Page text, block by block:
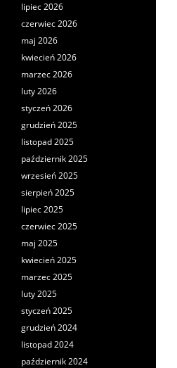
lipiec 2026
czerwiec 2026
maj 2026
kwiecień 2026
marzec 2026
luty 2026
styczeń 2026
grudzień 2025
listopad 2025
październik 2025
wrzesień 2025
sierpień 2025
lipiec 2025
czerwiec 2025
maj 2025
kwiecień 2025
marzec 2025
luty 2025
styczeń 2025
grudzień 2024
listopad 2024
październik 2024